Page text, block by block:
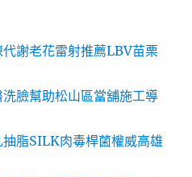
謝老花雷射推薦LBV苗栗
臉幫助松山區當舖施工導
脂SILK肉毒桿菌權威高雄